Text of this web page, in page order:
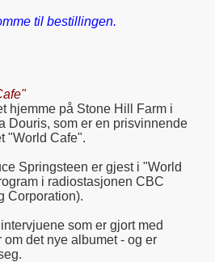
til bestillingen.
hjemme på Stone Hill Farm i
Douris, som er en prisvinnende
"World Cafe".
Springsteen er gjest i "World
i radiostasjonen CBC
Corporation).
som er gjort med
det nye albumet - og er